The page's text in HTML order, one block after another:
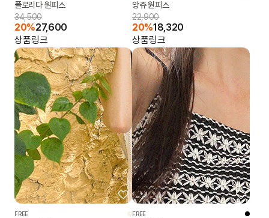
플로리다 원피스
34,500
20%27,600
상품링크
앙쥬 원피스
22,900
20%18,320
상품링크
FREE FREE